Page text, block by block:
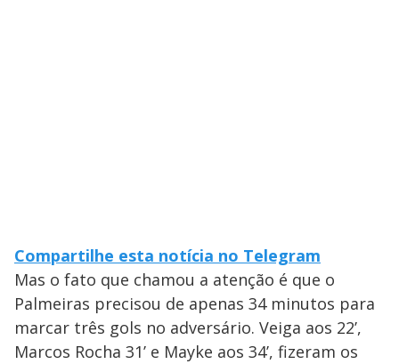
Compartilhe esta notícia no Telegram
Mas o fato que chamou a atenção é que o
Palmeiras precisou de apenas 34 minutos para
marcar três gols no adversário. Veiga aos 22’,
Marcos Rocha 31’ e Mayke aos 34’, fizeram os